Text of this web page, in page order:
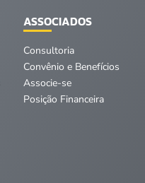
ASSOCIADOS
Consultoria
Convênio e Benefícios
Associe-se
Posição Financeira